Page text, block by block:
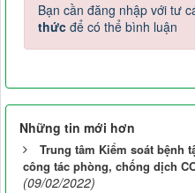
Bạn cần đăng nhập với tư
thức để có thể bình luận
Những tin mới hơn
Trung tâm Kiểm soát bệnh
công tác phòng, chống dịch
(09/02/2022)